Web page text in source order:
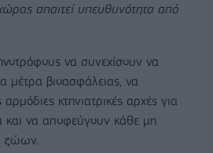
απαιτεί υπευθυνότητα από
να συνεχίσουν να
μέτρα βιοασφάλειας, να
κτηνιατρικές αρχές για
να αποφεύγουν κάθε μη
ζώων.